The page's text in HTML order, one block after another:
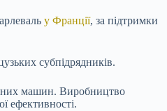
у Франції, за підтримки
субпідрядників.
машин. Виробництво
ефективності.